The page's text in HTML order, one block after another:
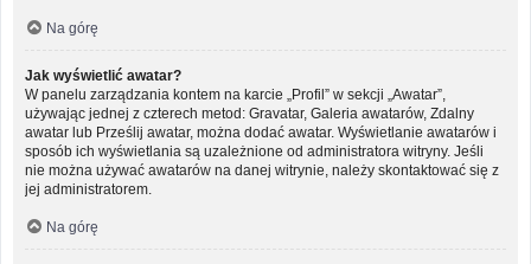
Na górę
Jak wyświetlić awatar?
W panelu zarządzania kontem na karcie „Profil” w sekcji „Awatar”,
używając jednej z czterech metod: Gravatar, Galeria awatarów, Zdalny
awatar lub Prześlij awatar, można dodać awatar. Wyświetlanie awatarów i
sposób ich wyświetlania są uzależnione od administratora witryny. Jeśli
nie można używać awatarów na danej witrynie, należy skontaktować się z
jej administratorem.
Na górę